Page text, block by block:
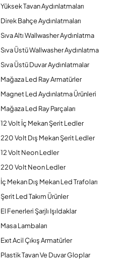
Yüksek Tavan Aydınlatmaları
Direk Bahçe Aydınlatmaları
Sıva Altı Wallwasher Aydınlatma
Sıva Üstü Wallwasher Aydınlatma
Sıva Üstü Duvar Aydınlatmalar
Mağaza Led Ray Armatürler
Magnet Led Aydınlatma Ürünleri
Mağaza Led Ray Parçaları
12 Volt İç Mekan Şerit Ledler
220 Volt Dış Mekan Şerit Ledler
12 Volt Neon Ledler
220 Volt Neon Ledler
İç Mekan Dış Mekan Led Trafoları
Şerit Led Takım Ürünler
El Fenerleri Şarjlı Işıldaklar
Masa Lambaları
Exıt Acil Çıkış Armatürler
Plastik Tavan Ve Duvar Gloplar